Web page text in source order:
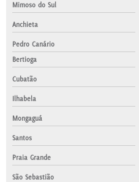
Mimoso do Sul
Anchieta
Pedro Canário
Bertioga
Cubatão
Ilhabela
Mongaguá
Santos
Praia Grande
São Sebastião